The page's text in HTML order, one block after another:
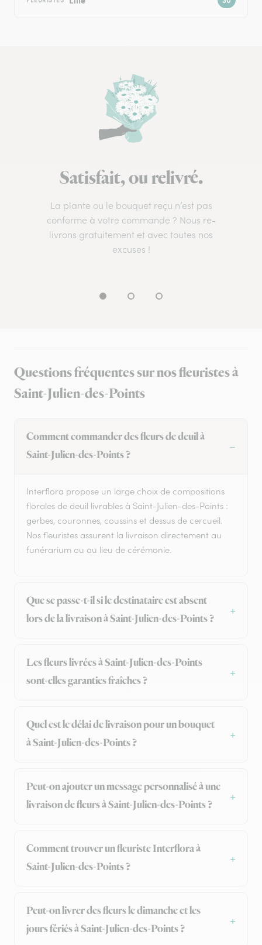
Satisfait, ou relivré.
La plante ou le bouquet reçu n’est pas
conforme à votre commande ? Nous re-
livrons gratuitement et avec toutes nos
excuses !
Questions fréquentes sur nos fleuristes à
Saint-Julien-des-Points
Comment commander des fleurs de deuil à
Saint-Julien-des-Points ?
Interflora propose un large choix de compositions
florales de deuil livrables à Saint-Julien-des-Points :
gerbes, couronnes, coussins et dessus de cercueil.
Nos fleuristes assurent la livraison directement au
funérarium ou au lieu de cérémonie.
Que se passe-t-il si le destinataire est absent
lors de la livraison à Saint-Julien-des-Points ?
Les fleurs livrées à Saint-Julien-des-Points
sont-elles garanties fraîches ?
Quel est le délai de livraison pour un bouquet
à Saint-Julien-des-Points ?
Peut-on ajouter un message personnalisé à une
livraison de fleurs à Saint-Julien-des-Points ?
Comment trouver un fleuriste Interflora à
Saint-Julien-des-Points ?
Peut-on livrer des fleurs le dimanche et les
jours fériés à Saint-Julien-des-Points ?